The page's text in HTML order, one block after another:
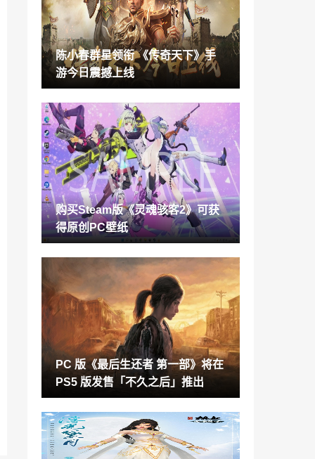
2022-07-26
Level5发布《闪电十一人》新作开发进展
Switch版对应触屏
2022-07-26
AOC推出新款保时捷设计联名显示器：27
英寸2K170Hz，首发2999元
2022-07-26
沙盒建造RPG游戏《Hytale》推倒重做 不
会在2023年推出
2022-07-26
欢迎来到游戏新时代 罗技G推出全新Auror
a极光系列游戏外设产品
2022-07-26
万代《偶像大师》芹泽朝日全新高端手办
极致造型可爱美丽
2022-07-26
刀剑乱舞「笹貫(ささぬき)」宣传片 限时
活动现已上线
2022-07-26
Neowiz PC游戏 “Age of Solitaire”，Stea
m全球正式上市
2022-07-26
“小蓝标”没了：诺基亚确认不再与蔡司合
作
《侏罗纪世界》电影原计划是《侏罗纪公
园：入侵者》游戏续集
2022-07-26
陈小春群星领衔 《传奇天下》手
游今日震撼上线
购买Steam版《灵魂骇客2》可获
得原创PC壁纸
PC 版《最后生还者 第一部》将在
PS5 版发售「不久之后」推出